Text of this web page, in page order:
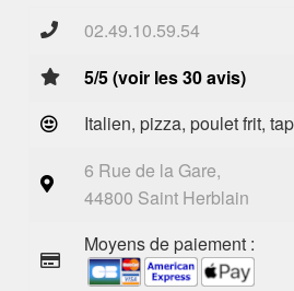
02.49.10.59.54
5/5 (voir les 30 avis)
Italien, pizza, poulet frit,
6 Rue de la Gare,
44800 Saint Herblain
Moyens de paiement :